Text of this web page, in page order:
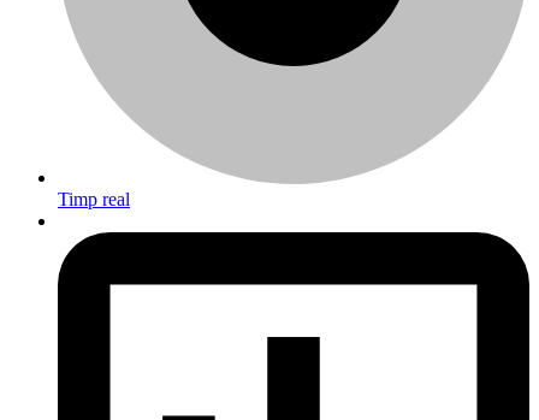
Timp real